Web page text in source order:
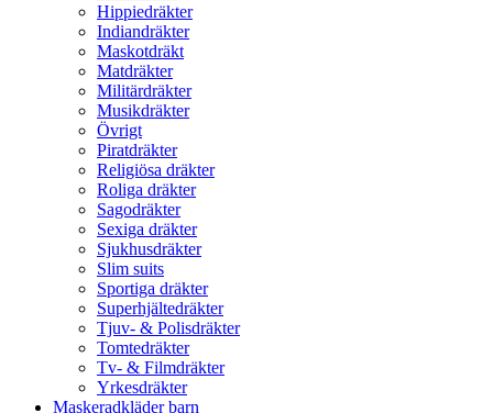
Hippiedräkter
Indiandräkter
Maskotdräkt
Matdräkter
Militärdräkter
Musikdräkter
Övrigt
Piratdräkter
Religiösa dräkter
Roliga dräkter
Sagodräkter
Sexiga dräkter
Sjukhusdräkter
Slim suits
Sportiga dräkter
Superhjältedräkter
Tjuv- & Polisdräkter
Tomtedräkter
Tv- & Filmdräkter
Yrkesdräkter
Maskeradkläder barn